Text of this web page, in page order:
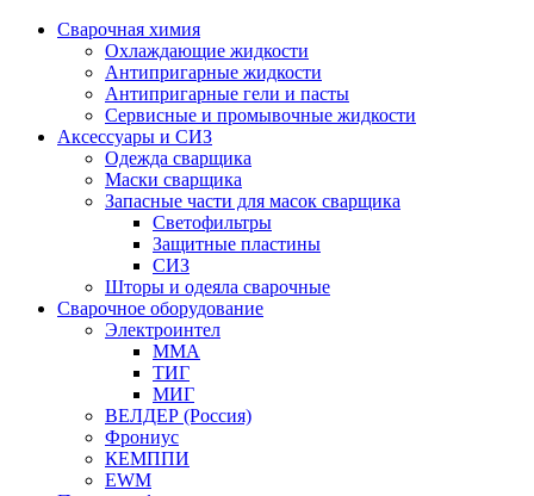
Сварочная химия
Охлаждающие жидкости
Антипригарные жидкости
Антипригарные гели и пасты
Сервисные и промывочные жидкости
Аксессуары и СИЗ
Одежда сварщика
Маски сварщика
Запасные части для масок сварщика
Светофильтры
Защитные пластины
СИЗ
Шторы и одеяла сварочные
Сварочное оборудование
Электроинтел
ММА
ТИГ
МИГ
ВЕЛДЕР (Россия)
Фрониус
КЕМППИ
EWM